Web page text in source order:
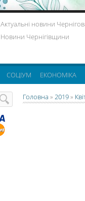
Актуальні новини
Новини Чернігівщини
СОЦІУМ ЕКОНОМІКА
Головна » 2019»